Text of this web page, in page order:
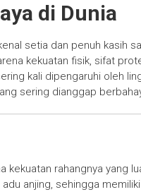
di Dunia
setia dan penuh kasih
kekuatan fisik, sifat
kali dipengaruhi oleh
sering dianggap
kekuatan rahangnya yang
anjing, sehingga